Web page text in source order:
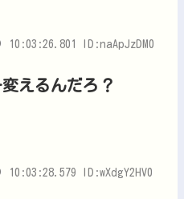
10:03:26.801 ID:naApJzDM0
えるんだろ？
ID:wXdgY2HV0